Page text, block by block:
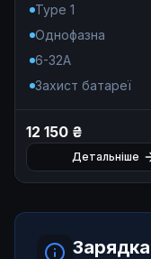
Type 1
Однофазна
6-32A
Захист батареї
12 150 ₴
Детальніше